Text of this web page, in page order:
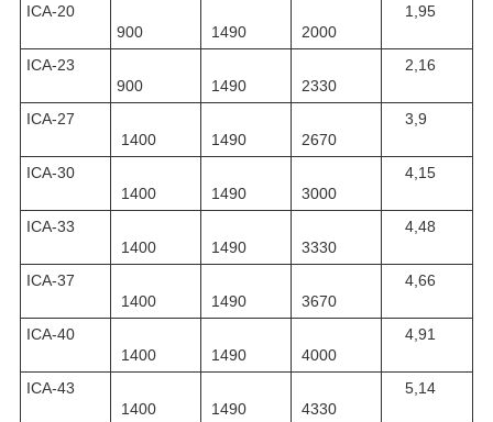
ІСА-20
900
1490 2000
1,95
ІСА-23
900
1490 2330
2,16
ІСА-27
1400
1490 2670
3,9
ІСА-30
1400
1490 3000
4,15
ІСА-33
1400
1490 3330
4,48
ІСА-37
1400
1490 3670
4,66
ІСА-40
1400
1490 4000
4,91
ІСА-43
1400
1490 4330
5,14